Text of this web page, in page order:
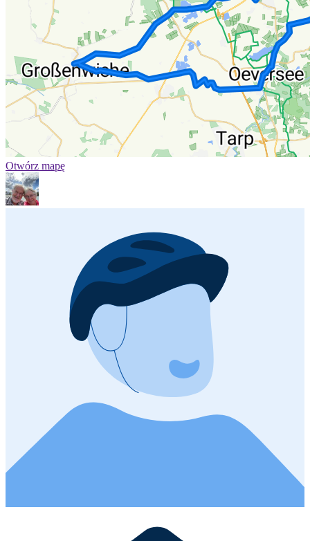
Otwórz mapę